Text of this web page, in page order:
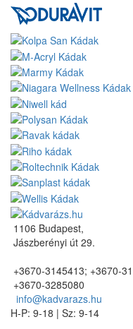
1106 Budapest,
Jászberényi út 29.
+3670-3145413; +3670-
+3670-3285080
info@kadvarazs.hu
H-P: 9-18 | Sz: 9-14